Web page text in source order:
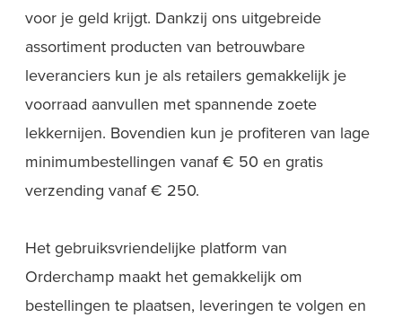
voor je geld krijgt. Dankzij ons uitgebreide
assortiment producten van betrouwbare
leveranciers kun je als retailers gemakkelijk je
voorraad aanvullen met spannende zoete
lekkernijen. Bovendien kun je profiteren van lage
minimumbestellingen vanaf € 50 en gratis
verzending vanaf € 250.
Het gebruiksvriendelijke platform van
Orderchamp maakt het gemakkelijk om
bestellingen te plaatsen, leveringen te volgen en